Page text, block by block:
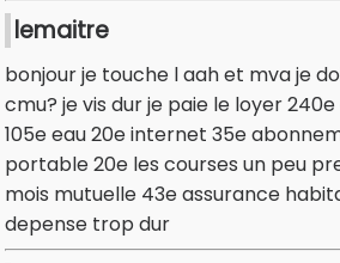
lemaitre
bonjour je touche l aah et mva je
cmu? je vis dur je paie le loyer
105e eau 20e internet 35e
portable 20e les courses un peu
mois mutuelle 43e assurance
depense trop dur